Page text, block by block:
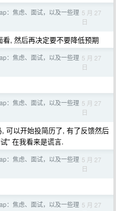
：焦虑、面试，以及一些理 5 月 27
日
, 然后再决定要不要降低预期
：焦虑、面试，以及一些理 5 月 27
日
：焦虑、面试，以及一些理 5 月 27
日
可以开始投简历了, 有了反馈然后
” 在我看来是谎言.
：焦虑、面试，以及一些理 5 月 27
日
：焦虑、面试，以及一些理 5 月 27